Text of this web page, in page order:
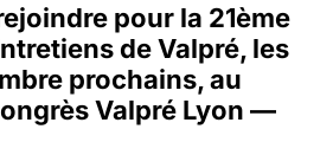
pour la 21ème
de Valpré, les
prochains, au
Valpré Lyon —